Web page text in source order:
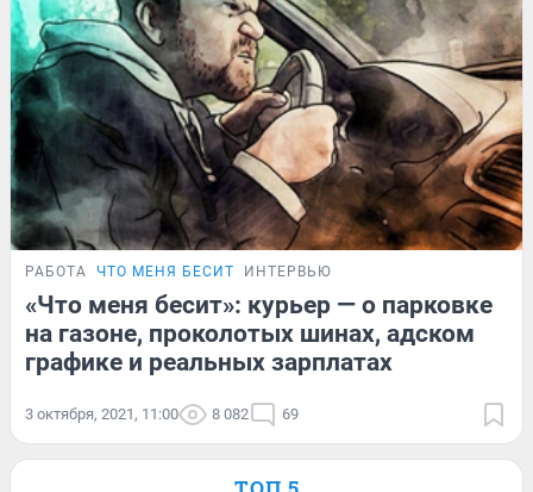
РАБОТА ЧТО МЕНЯ БЕСИТ ИНТЕРВЬЮ
«Что меня бесит»: курьер — о парковке
на газоне, проколотых шинах, адском
графике и реальных зарплатах
3 октября, 2021, 11:00 8 082 69